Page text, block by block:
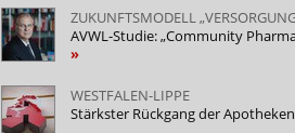
ZUKUNFTSMODELL
AVWL-Studie: „Community
WESTFALEN-LIPPE
Stärkster Rückgang der